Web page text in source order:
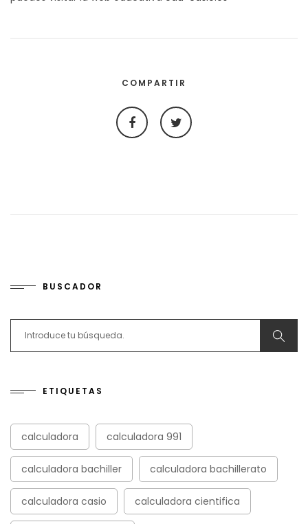
COMPARTIR
BUSCADOR
ETIQUETAS
calculadora calculadora 991
calculadora bachiller calculadora bachillerato
calculadora casio calculadora cientifica